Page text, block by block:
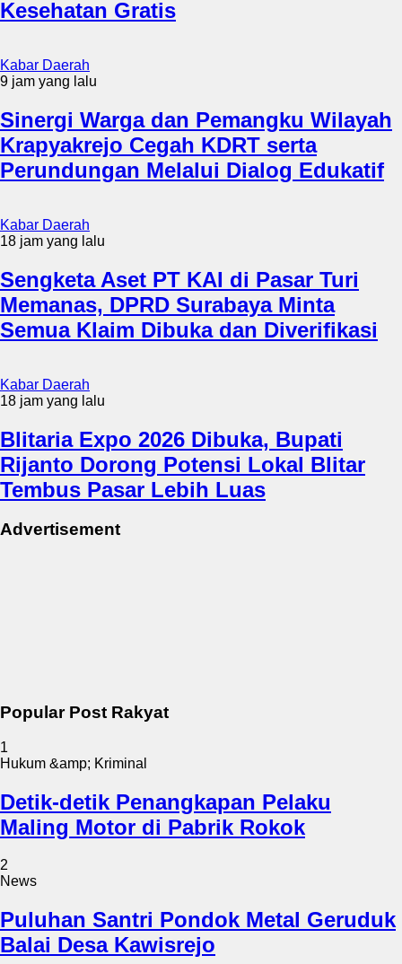
Kesehatan Gratis
Kabar Daerah
9 jam yang lalu
Sinergi Warga dan Pemangku Wilayah
Krapyakrejo Cegah KDRT serta
Perundungan Melalui Dialog Edukatif
Kabar Daerah
18 jam yang lalu
Sengketa Aset PT KAI di Pasar Turi
Memanas, DPRD Surabaya Minta
Semua Klaim Dibuka dan Diverifikasi
Kabar Daerah
18 jam yang lalu
Blitaria Expo 2026 Dibuka, Bupati
Rijanto Dorong Potensi Lokal Blitar
Tembus Pasar Lebih Luas
Advertisement
Popular Post Rakyat
1
Hukum &amp; Kriminal
Detik-detik Penangkapan Pelaku
Maling Motor di Pabrik Rokok
2
News
Puluhan Santri Pondok Metal Geruduk
Balai Desa Kawisrejo